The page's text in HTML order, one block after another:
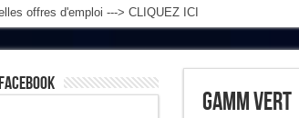
offres d'emploi ---> CLIQUEZ ICI
Gamm Vert